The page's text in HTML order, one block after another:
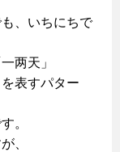
、いちにちで
两天」
表すパター
。
、